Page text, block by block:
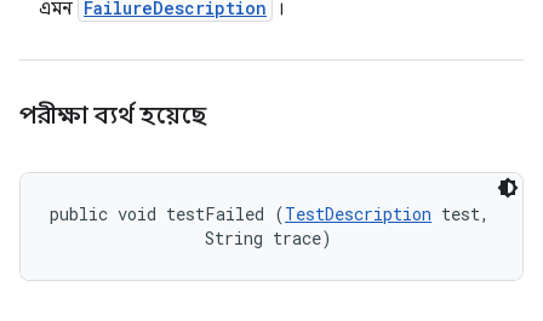
এমন FailureDescription ।
পরীক্ষা ব্যর্থ হয়েছে
public void testFailed (TestDescription test,
                String trace)